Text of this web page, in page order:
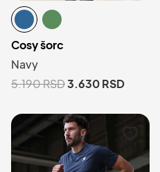
Cosy šorc
Navy
5.190RSD3.630RSD